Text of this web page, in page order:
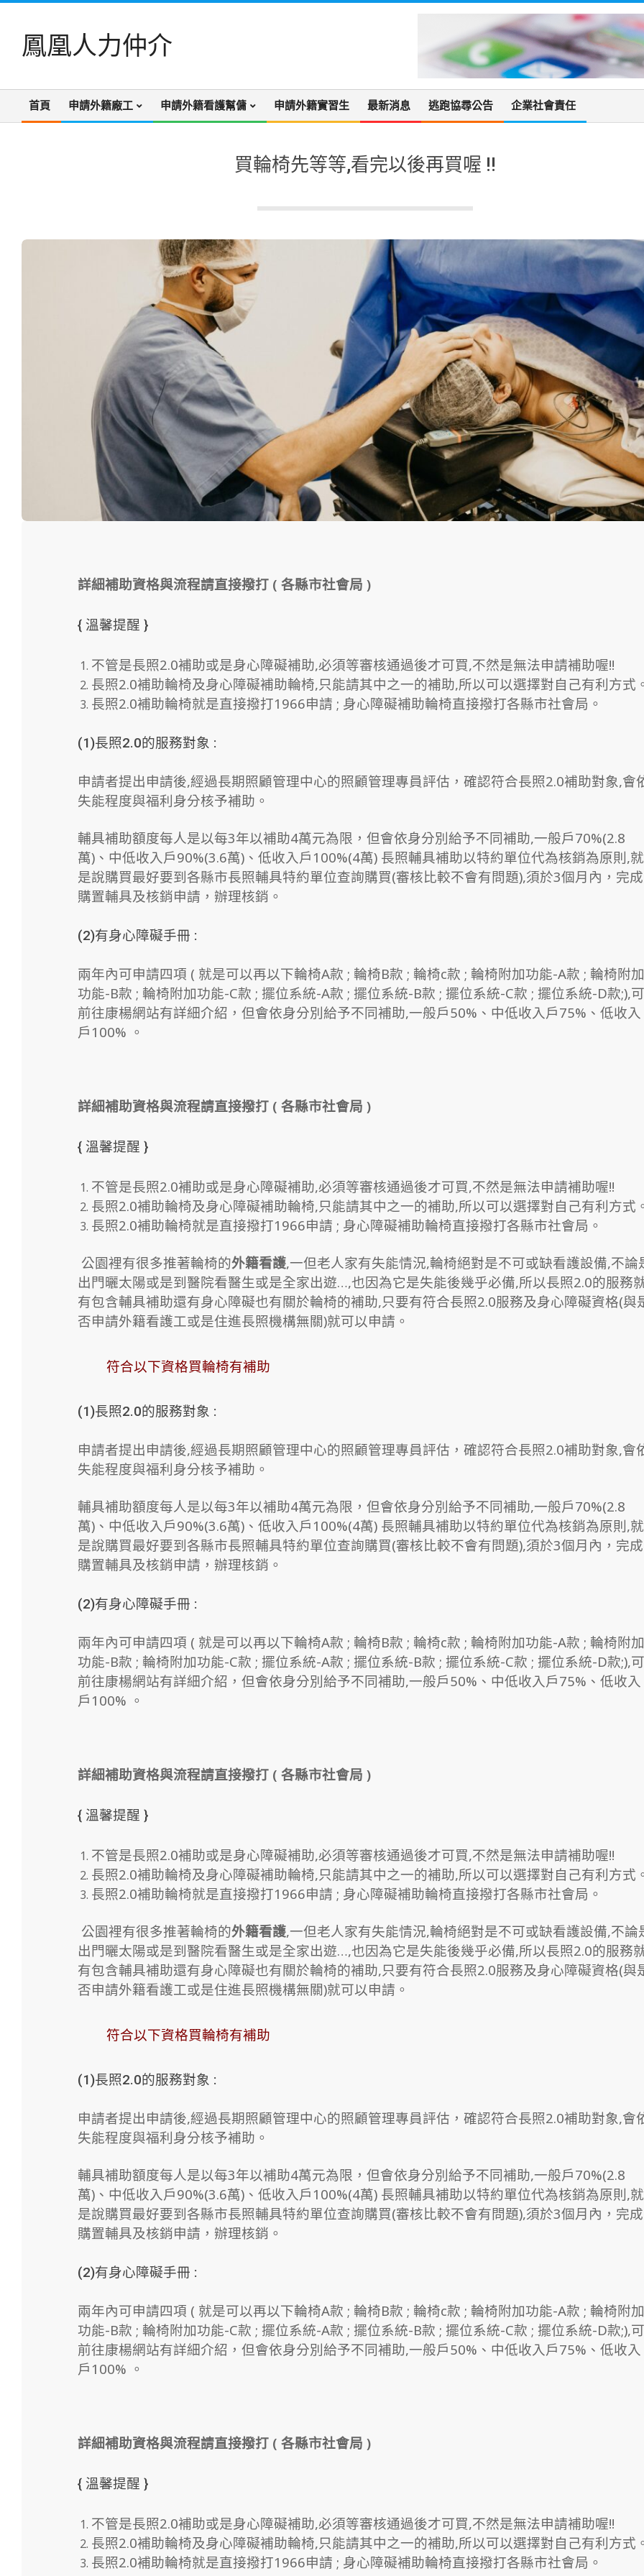
content鳳凰人力仲介
Primary
首頁 申請外籍廠工 申請外籍看護幫傭 申請外籍實習生 最新消息 逃跑協尋公告 企業社會責任
買輪椅先等等,看完以後再買喔 !!
詳細補助資格與流程請直接撥打 ( 各縣市社會局 )
{ 溫馨提醒 }
不管是長照2.0補助或是身心障礙補助,必須等審核通過後才可買,不然是無法申請補助喔!!
長照2.0補助輪椅及身心障礙補助輪椅,只能請其中之一的補助,所以可以選擇對自己有利方式
長照2.0補助輪椅就是直接撥打1966申請 ; 身心障礙補助輪椅直接撥打各縣市社會局。
(1)長照2.0的服務對象 :
申請者提出申請後,經過長期照顧管理中心的照顧管理專員評估，確認符合長照2.0補助對象,會
失能程度與福利身分核予補助。
輔具補助額度每人是以每3年以補助4萬元為限，但會依身分別給予不同補助,一般戶70%(2.8
萬)、中低收入戶90%(3.6萬)、低收入戶100%(4萬) 長照輔具補助以特約單位代為核銷為原則,就
是說購買最好要到各縣市長照輔具特約單位查詢購買(審核比較不會有問題),須於3個月內，完成
購置輔具及核銷申請，辦理核銷。
(2)有身心障礙手冊 :
兩年內可申請四項 ( 就是可以再以下輪椅A款 ; 輪椅B款 ; 輪椅c款 ; 輪椅附加功能-A款 ; 輪椅附加
功能-B款 ; 輪椅附加功能-C款 ; 擺位系統-A款 ; 擺位系統-B款 ; 擺位系統-C款 ; 擺位系統-D款;),可
前往康楊網站有詳細介紹，但會依身分別給予不同補助,一般戶50%、中低收入戶75%、低收入
戶100% 。
詳細補助資格與流程請直接撥打 ( 各縣市社會局 )
{ 溫馨提醒 }
不管是長照2.0補助或是身心障礙補助,必須等審核通過後才可買,不然是無法申請補助喔!!
長照2.0補助輪椅及身心障礙補助輪椅,只能請其中之一的補助,所以可以選擇對自己有利方式
長照2.0補助輪椅就是直接撥打1966申請 ; 身心障礙補助輪椅直接撥打各縣市社會局。
公園裡有很多推著輪椅的外籍看護,一但老人家有失能情況,輪椅絕對是不可或缺看護設備,不論
出門曬太陽或是到醫院看醫生或是全家出遊…,也因為它是失能後幾乎必備,所以長照2.0的服務
有包含輔具補助還有身心障礙也有關於輪椅的補助,只要有符合長照2.0服務及身心障礙資格(與
否申請外籍看護工或是住進長照機構無關)就可以申請。
符合以下資格買輪椅有補助
(1)長照2.0的服務對象 :
申請者提出申請後,經過長期照顧管理中心的照顧管理專員評估，確認符合長照2.0補助對象,會
失能程度與福利身分核予補助。
輔具補助額度每人是以每3年以補助4萬元為限，但會依身分別給予不同補助,一般戶70%(2.8
萬)、中低收入戶90%(3.6萬)、低收入戶100%(4萬) 長照輔具補助以特約單位代為核銷為原則,就
是說購買最好要到各縣市長照輔具特約單位查詢購買(審核比較不會有問題),須於3個月內，完成
購置輔具及核銷申請，辦理核銷。
(2)有身心障礙手冊 :
兩年內可申請四項 ( 就是可以再以下輪椅A款 ; 輪椅B款 ; 輪椅c款 ; 輪椅附加功能-A款 ; 輪椅附加
功能-B款 ; 輪椅附加功能-C款 ; 擺位系統-A款 ; 擺位系統-B款 ; 擺位系統-C款 ; 擺位系統-D款;),可
前往康楊網站有詳細介紹，但會依身分別給予不同補助,一般戶50%、中低收入戶75%、低收入
戶100% 。
詳細補助資格與流程請直接撥打 ( 各縣市社會局 )
{ 溫馨提醒 }
不管是長照2.0補助或是身心障礙補助,必須等審核通過後才可買,不然是無法申請補助喔!!
長照2.0補助輪椅及身心障礙補助輪椅,只能請其中之一的補助,所以可以選擇對自己有利方式
長照2.0補助輪椅就是直接撥打1966申請 ; 身心障礙補助輪椅直接撥打各縣市社會局。
公園裡有很多推著輪椅的外籍看護,一但老人家有失能情況,輪椅絕對是不可或缺看護設備,不論
出門曬太陽或是到醫院看醫生或是全家出遊…,也因為它是失能後幾乎必備,所以長照2.0的服務
有包含輔具補助還有身心障礙也有關於輪椅的補助,只要有符合長照2.0服務及身心障礙資格(與
否申請外籍看護工或是住進長照機構無關)就可以申請。
符合以下資格買輪椅有補助
(1)長照2.0的服務對象 :
申請者提出申請後,經過長期照顧管理中心的照顧管理專員評估，確認符合長照2.0補助對象,會
失能程度與福利身分核予補助。
輔具補助額度每人是以每3年以補助4萬元為限，但會依身分別給予不同補助,一般戶70%(2.8
萬)、中低收入戶90%(3.6萬)、低收入戶100%(4萬) 長照輔具補助以特約單位代為核銷為原則,就
是說購買最好要到各縣市長照輔具特約單位查詢購買(審核比較不會有問題),須於3個月內，完成
購置輔具及核銷申請，辦理核銷。
(2)有身心障礙手冊 :
兩年內可申請四項 ( 就是可以再以下輪椅A款 ; 輪椅B款 ; 輪椅c款 ; 輪椅附加功能-A款 ; 輪椅附加
功能-B款 ; 輪椅附加功能-C款 ; 擺位系統-A款 ; 擺位系統-B款 ; 擺位系統-C款 ; 擺位系統-D款;),可
前往康楊網站有詳細介紹，但會依身分別給予不同補助,一般戶50%、中低收入戶75%、低收入
戶100% 。
詳細補助資格與流程請直接撥打 ( 各縣市社會局 )
{ 溫馨提醒 }
不管是長照2.0補助或是身心障礙補助,必須等審核通過後才可買,不然是無法申請補助喔!!
長照2.0補助輪椅及身心障礙補助輪椅,只能請其中之一的補助,所以可以選擇對自己有利方式
長照2.0補助輪椅就是直接撥打1966申請 ; 身心障礙補助輪椅直接撥打各縣市社會局。